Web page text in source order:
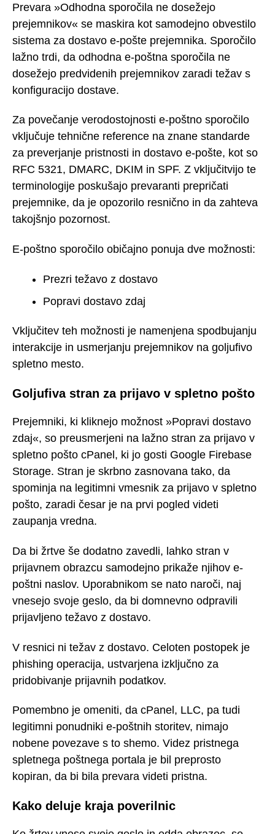
Prevara »Odhodna sporočila ne dosežejo
prejemnikov« se maskira kot samodejno obvestilo
sistema za dostavo e-pošte prejemnika. Sporočilo
lažno trdi, da odhodna e-poštna sporočila ne
dosežejo predvidenih prejemnikov zaradi težav s
konfiguracijo dostave.
Za povečanje verodostojnosti e-poštno sporočilo
vključuje tehnične reference na znane standarde
za preverjanje pristnosti in dostavo e-pošte, kot so
RFC 5321, DMARC, DKIM in SPF. Z vključitvijo te
terminologije poskušajo prevaranti prepričati
prejemnike, da je opozorilo resnično in da zahteva
takojšnjo pozornost.
E-poštno sporočilo običajno ponuja dve možnosti:
Prezri težavo z dostavo
Popravi dostavo zdaj
Vključitev teh možnosti je namenjena spodbujanju
interakcije in usmerjanju prejemnikov na goljufivo
spletno mesto.
Goljufiva stran za prijavo v spletno pošto
Prejemniki, ki kliknejo možnost »Popravi dostavo
zdaj«, so preusmerjeni na lažno stran za prijavo v
spletno pošto cPanel, ki jo gosti Google Firebase
Storage. Stran je skrbno zasnovana tako, da
spominja na legitimni vmesnik za prijavo v spletno
pošto, zaradi česar je na prvi pogled videti
zaupanja vredna.
Da bi žrtve še dodatno zavedli, lahko stran v
prijavnem obrazcu samodejno prikaže njihov e-
poštni naslov. Uporabnikom se nato naroči, naj
vnesejo svoje geslo, da bi domnevno odpravili
prijavljeno težavo z dostavo.
V resnici ni težav z dostavo. Celoten postopek je
phishing operacija, ustvarjena izključno za
pridobivanje prijavnih podatkov.
Pomembno je omeniti, da cPanel, LLC, pa tudi
legitimni ponudniki e-poštnih storitev, nimajo
nobene povezave s to shemo. Videz pristnega
spletnega poštnega portala je bil preprosto
kopiran, da bi bila prevara videti pristna.
Kako deluje kraja poverilnic